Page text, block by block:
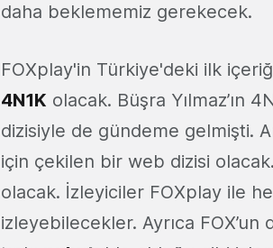
daha beklememiz gerekecek.
FOXplay'in Türkiye'deki ilk
4N1K olacak. Büşra Yılmaz’ın
dizisiyle de gündeme gelmişti.
için çekilen bir web dizisi
olacak. İzleyiciler FOXplay ile
izleyebilecekler. Ayrıca